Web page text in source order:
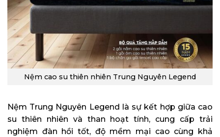
Nệm cao su thiên nhiên Trung Nguyên Legend
Nệm Trung Nguyên Legend là sự kết hợp giữa cao
su thiên nhiên và than hoạt tính, cung cấp trải
nghiệm đàn hồi tốt, độ mềm mại cao cùng khả